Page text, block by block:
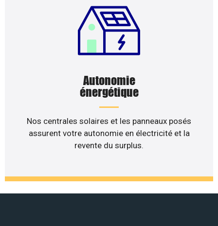
Autonomie
énergétique
Nos centrales solaires et les panneaux posés
assurent votre autonomie en électricité et la
revente du surplus.